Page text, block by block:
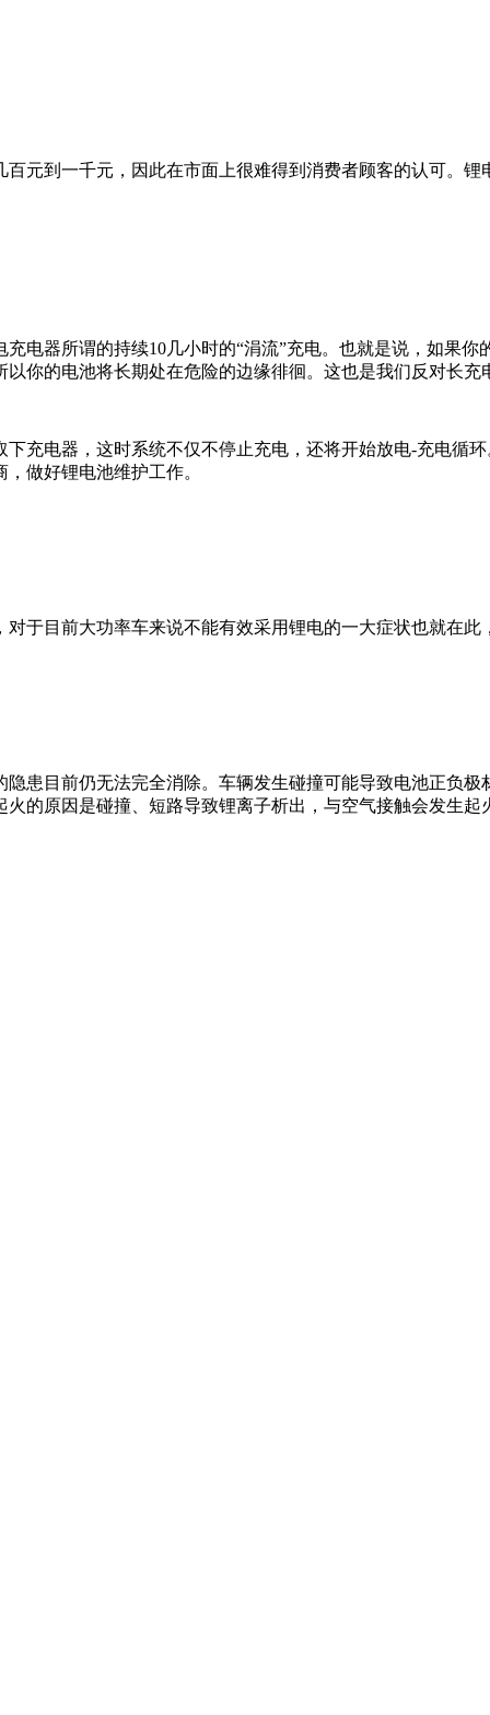
到一千元，因此在市面上很难得到消费者顾客的认可。锂
器所谓的持续10几小时的“涓流”充电。也就是说，如果你
你的电池将长期处在危险的边缘徘徊。这也是我们反对长充
电器，这时系统不仅不停止充电，还将开始放电-充电循环
做好锂电池维护工作。
目前大功率车来说不能有效采用锂电的一大症状也就在此
目前仍无法完全消除。车辆发生碰撞可能导致电池正负极
的原因是碰撞、短路导致锂离子析出，与空气接触会发生